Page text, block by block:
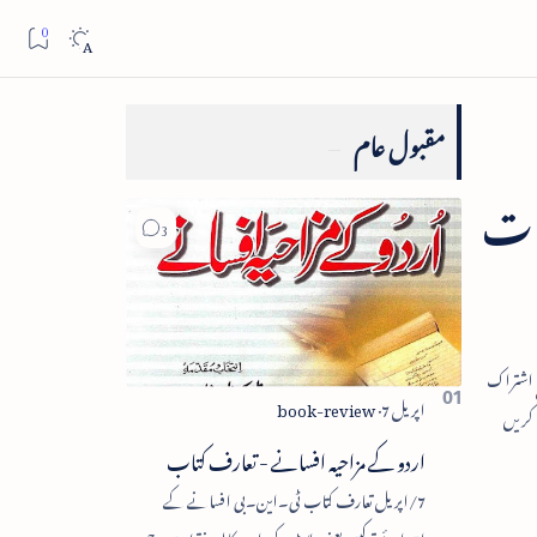
مقبول عام
اردو کے مزاحیہ افسانے - تعارف کتاب
7/اپریل تعارف کتاب ٹی۔این۔بی افسانے کے